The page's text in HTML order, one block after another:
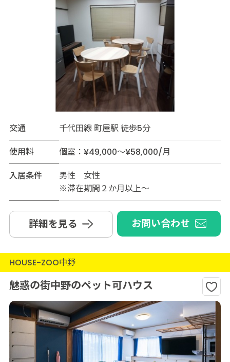
交通
千代田線 町屋駅 徒歩5分
使用料
個室：¥49,000～¥58,000/月
入居条件
男性 女性
※滞在期間２か月以上～
詳細を見る お問い合わせ
HOUSE-ZOO中野
魅惑の街中野のペット可ハウス